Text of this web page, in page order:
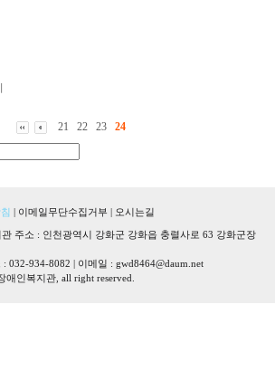
21 22 23 24
| 이메일무단수집거부 | 오시는길
주소 : 인천광역시 강화군 강화읍 충렬사로 63 강화군장
032-934-8082 | 이메일 : gwd8464@daum.net
인복지관, all right reserved.